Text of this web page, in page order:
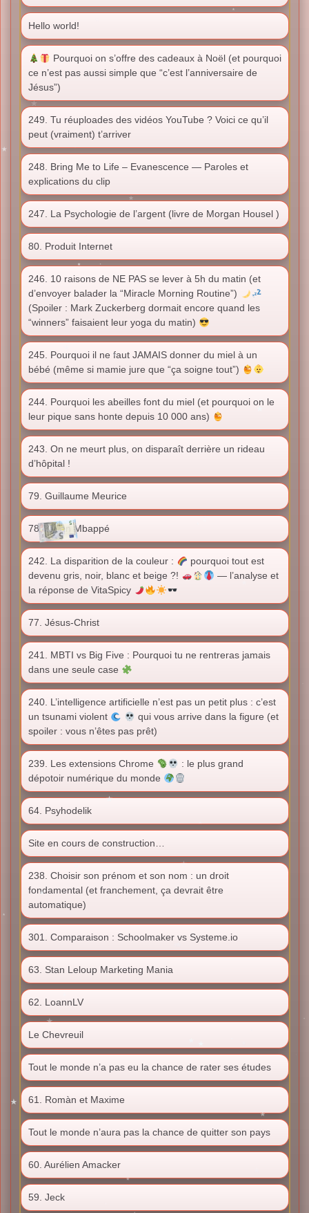
Hello world!
Pourquoi on s’offre des cadeaux à Noël (et pourquoi
ce n’est pas aussi simple que “c’est l’anniversaire de
Jésus”)
249. Tu réuploades des vidéos YouTube ? Voici ce qu’il
peut (vraiment) t’arriver
248. Bring Me to Life – Evanescence — Paroles et
explications du clip
247. La Psychologie de l’argent (livre de Morgan Housel )
80. Produit Internet
246. 10 raisons de NE PAS se lever à 5h du matin (et
d’envoyer balader la “Miracle Morning Routine”)
(Spoiler : Mark Zuckerberg dormait encore quand les
“winners” faisaient leur yoga du matin)
245. Pourquoi il ne faut JAMAIS donner du miel à un
bébé (même si mamie jure que “ça soigne tout”)
244. Pourquoi les abeilles font du miel (et pourquoi on le
leur pique sans honte depuis 10 000 ans)
243. On ne meurt plus, on disparaît derrière un rideau
d’hôpital !
79. Guillaume Meurice
78. Kylian Mbappé
242. La disparition de la couleur :
pourquoi tout est
devenu gris, noir, blanc et beige ?!
— l’analyse et
la réponse de VitaSpicy
77. Jésus-Christ
241. MBTI vs Big Five : Pourquoi tu ne rentreras jamais
dans une seule case
240. L’intelligence artificielle n’est pas un petit plus : c’est
un tsunami violent
qui vous arrive dans la figure (et
spoiler : vous n’êtes pas prêt)
239. Les extensions Chrome
: le plus grand
dépotoir numérique du monde
64. Psyhodelik
Site en cours de construction…
238. Choisir son prénom et son nom : un droit
fondamental (et franchement, ça devrait être
automatique)
301. Comparaison : Schoolmaker vs Systeme.io
63. Stan Leloup Marketing Mania
62. LoannLV
Le Chevreuil
Tout le monde n’a pas eu la chance de rater ses études
61. Romàn et Maxime
Tout le monde n’aura pas la chance de quitter son pays
60. Aurélien Amacker
59. Jeck